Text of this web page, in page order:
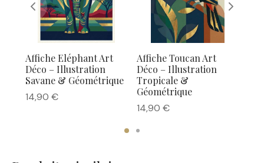
Affiche Eléphant Art
Déco – Illustration
Savane & Géométrique
14,90 €
Affiche Toucan Art
Déco – Illustration
Tropicale &
Géométrique
14,90 €